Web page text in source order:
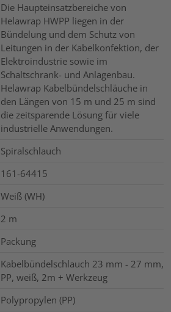
Die Haupteinsatzbereiche von
Helawrap HWPP liegen in der
Bündelung und dem Schutz von
Leitungen in der Kabelkonfektion, der
Elektroindustrie sowie im
Schaltschrank- und Anlagenbau.
Helawrap Kabelbündelschläuche in
den Längen von 15 m und 25 m sind
die zeitsparende Lösung für viele
industrielle Anwendungen.
Spiralschlauch
161-64415
Weiß (WH)
2 m
Packung
Kabelbündelschlauch 23 mm - 27 mm,
PP, weiß, 2m + Werkzeug
Polypropylen (PP)